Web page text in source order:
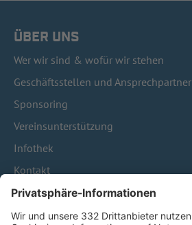
ÜBER UNS
Wer wir sind & wofür wir stehen
Geschäftsstellen und Ansprechpartner
Sponsoring
Vereinsunterstützung
Infothek
Kontakt
HÄUFIG BESUCHTE SEITEN